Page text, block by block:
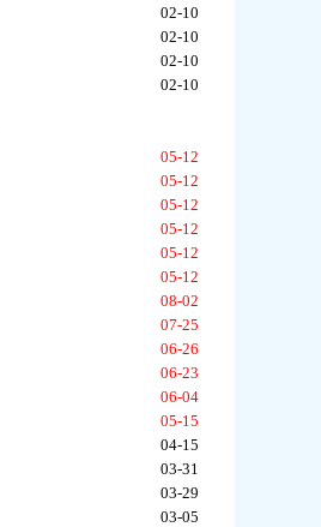
02-10
02-10
02-10
02-10
05-12
05-12
05-12
05-12
05-12
05-12
08-02
07-25
06-26
06-23
06-04
05-15
04-15
03-31
03-29
03-05